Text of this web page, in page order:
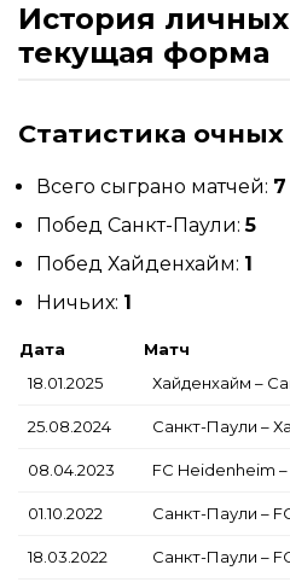
История
текущая форма
Статистика очных
Всего сыграно матчей: 7
Побед Санкт-Паули:5
Побед Хайденхайм: 1
Ничьих: 1
Дата Матч
18.01.2025
Хайденхайм –
25.08.2024 Санкт-Паули –
08.04.2023 FC Heidenheim
01.10.2022 Санкт-Паули –
18.03.2022 Санкт-Паули –